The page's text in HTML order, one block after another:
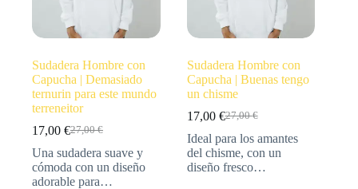
Sudadera Hombre con
Capucha | Demasiado
ternurin para este mundo
terreneitor
27,00€
17,00 €
Una sudadera suave y
cómoda con un diseño
adorable para…
Sudadera Hombre con
Capucha | Buenas tengo
un chisme
27,00€
17,00 €
Ideal para los amantes
del chisme, con un
diseño fresco…